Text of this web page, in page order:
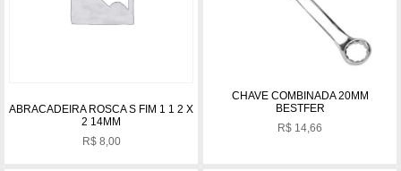
ABRACADEIRA ROSCA S FIM 1 1 2 X
2 14MM
R$8,00
CHAVE COMBINADA 20MM
BESTFER
R$ 14,66